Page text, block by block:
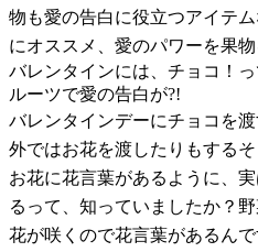
物も愛の告白に役立つアイテ
にオススメ、愛のパワーを果物
バレンタインには、チョコ！
ルーツで愛の告白が?!
バレンタインデーにチョコを
外ではお花を渡したりもするそ
お花に花言葉があるように、
るって、知っていましたか？
花が咲くので花言葉があるんで